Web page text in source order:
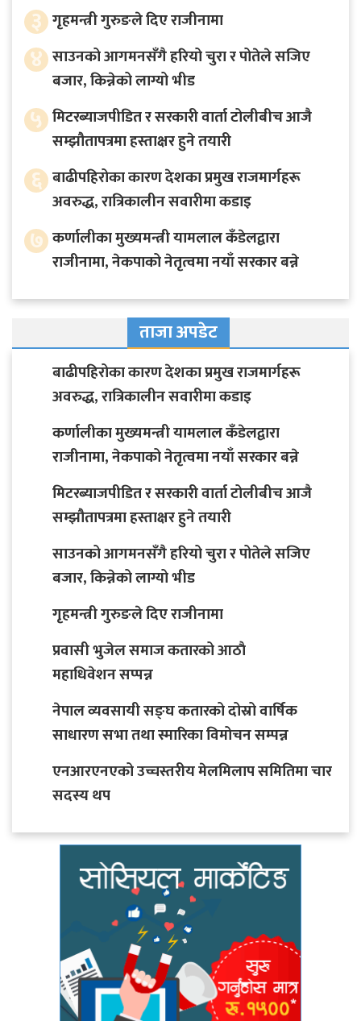
३ गृहमन्त्री गुरुङले दिए राजीनामा
४ साउनको आगमनसँगै हरियो चुरा र पोतेले सजिए
बजार, किन्नेको लाग्यो भीड
५ मिटरब्याजपीडित र सरकारी वार्ता टोलीबीच आजै
सम्झौतापत्रमा हस्ताक्षर हुने तयारी
६ बाढीपहिरोका कारण देशका प्रमुख राजमार्गहरू
अवरुद्ध, रात्रिकालीन सवारीमा कडाइ
७ कर्णालीका मुख्यमन्त्री यामलाल कँडेलद्वारा
राजीनामा, नेकपाको नेतृत्वमा नयाँ सरकार बन्ने
ताजा अपडेट
बाढीपहिरोका कारण देशका प्रमुख राजमार्गहरू
अवरुद्ध, रात्रिकालीन सवारीमा कडाइ
कर्णालीका मुख्यमन्त्री यामलाल कँडेलद्वारा
राजीनामा, नेकपाको नेतृत्वमा नयाँ सरकार बन्ने
मिटरब्याजपीडित र सरकारी वार्ता टोलीबीच आजै
सम्झौतापत्रमा हस्ताक्षर हुने तयारी
साउनको आगमनसँगै हरियो चुरा र पोतेले सजिए
बजार, किन्नेको लाग्यो भीड
गृहमन्त्री गुरुङले दिए राजीनामा
प्रवासी भुजेल समाज कतारको आठाै
महाधिवेशन सप्पन्न
नेपाल व्यवसायी सङ्घ कतारको दोस्रो वार्षिक
साधारण सभा तथा स्मारिका विमोचन सम्पन्न
एनआरएनएको उच्चस्तरीय मेलमिलाप समितिमा चार
सदस्य थप